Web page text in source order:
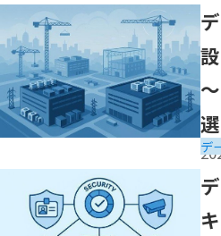
「データセンターが建設ラッ
デ
「データセンターのセキュリ